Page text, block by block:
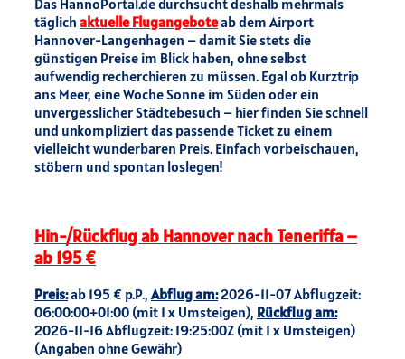
Das HannoPortal.de durchsucht deshalb mehrmals
täglich aktuelle Flugangeboteab dem Airport
Hannover-Langenhagen – damit Sie stets die
günstigen Preise im Blick haben, ohne selbst
aufwendig recherchieren zu müssen. Egal ob Kurztrip
ans Meer, eine Woche Sonne im Süden oder ein
unvergesslicher Städtebesuch – hier finden Sie schnell
und unkompliziert das passende Ticket zu einem
vielleicht wunderbaren Preis. Einfach vorbeischauen,
stöbern und spontan loslegen!
Hin-/Rückflug ab Hannover nach Teneriffa –
ab 195 €
Preis:ab 195 € p.P.,Abflug am:2026-11-07 Abflugzeit:
06:00:00+01:00 (mit 1 x Umsteigen), Rückflug am:
2026-11-16 Abflugzeit: 19:25:00Z (mit 1 x Umsteigen)
(Angaben ohne Gewähr)